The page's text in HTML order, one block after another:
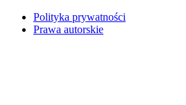
Polityka prywatności
Prawa autorskie